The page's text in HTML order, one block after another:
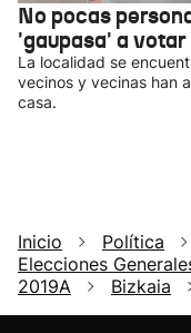
No pocas
'gaupasa' a votar
La localidad se
vecinos y vecinas han
casa.
Inicio Política
Elecciones
2019A
Bizkaia